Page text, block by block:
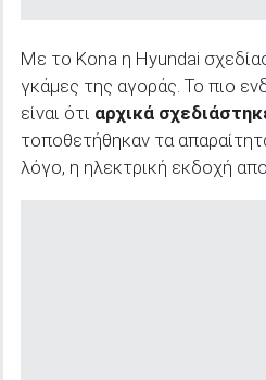
Με το Kona η Hyundai
γκάμες της αγοράς. Το πιο
είναι ότι αρχικά
τοποθετήθηκαν τα
λόγο, η ηλεκτρική εκδοχή